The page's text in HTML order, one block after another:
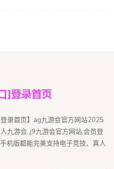
录首页】ag九游会官方网站2025
九游会,,j9九游会官方网站,会员登
机版都能完美支持电子竞技、真人